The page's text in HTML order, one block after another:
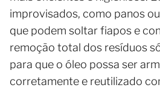
improvisados, como panos
que podem soltar fiapos e
remoção total dos resíduos
para que o óleo possa ser
corretamente e reutilizado